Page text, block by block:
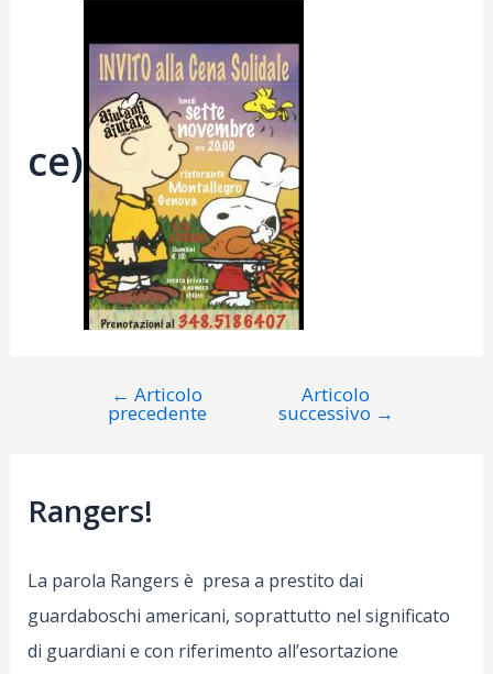
ce)
Navigazione
articoli
← Articolo
precedente
Articolo
successivo →
Rangers!
La parola Rangers è presa a prestito dai
guardaboschi americani, soprattutto nel significato
di guardiani e con riferimento all’esortazione